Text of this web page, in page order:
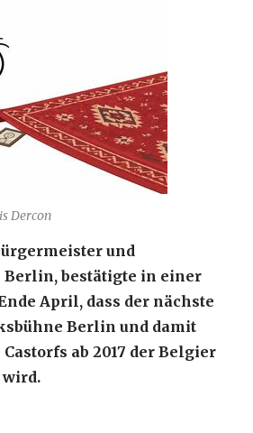
Dercon
und
Berlin, bestätigte in einer
April, dass der nächste
Berlin und damit
ab 2017 der Belgier
wird.